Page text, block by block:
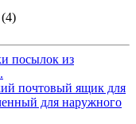
посылок из
почтовый ящик для
для наружного